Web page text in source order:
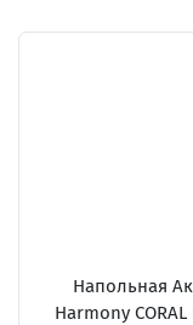
Напольная
Harmony